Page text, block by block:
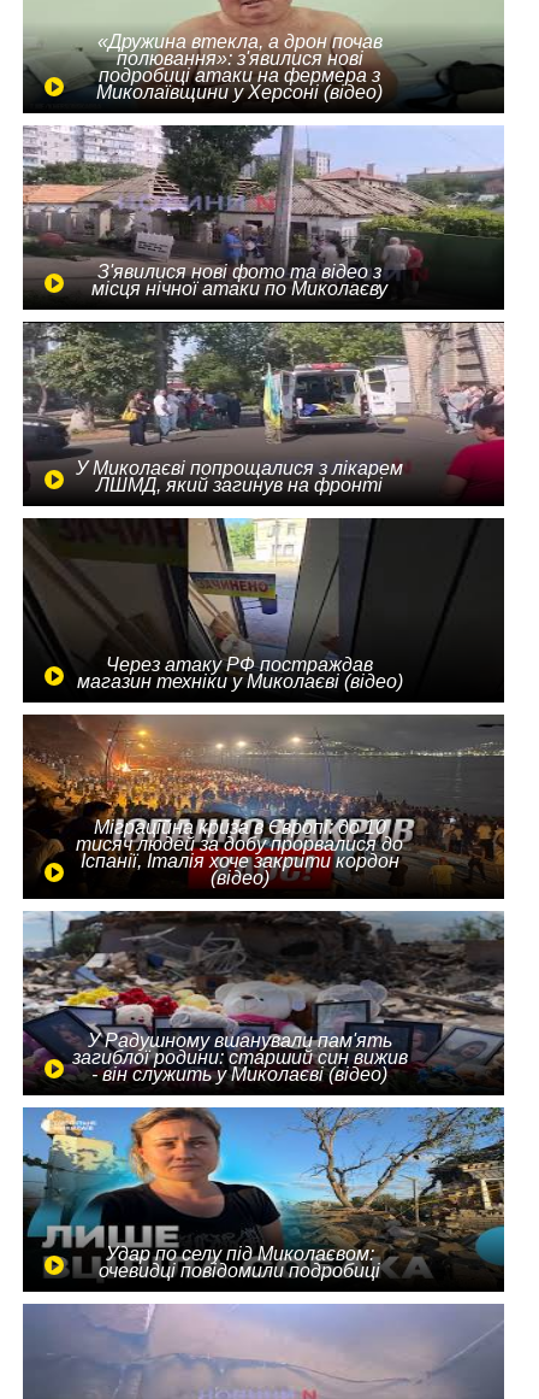
«Дружина втекла, а дрон почав
полювання»: з'явилися нові
подробиці атаки на фермера з
Миколаївщини у Херсоні (відео)
З'явилися нові фото та відео з
місця нічної атаки по Миколаєву
У Миколаєві попрощалися з лікарем
ЛШМД, який загинув на фронті
Через атаку РФ постраждав
магазин техніки у Миколаєві (відео)
Міграційна криза в Європі: до 10
тисяч людей за добу прорвалися до
Іспанії, Італія хоче закрити кордон
(відео)
У Радушному вшанували пам'ять
загиблої родини: старший син вижив
- він служить у Миколаєві (відео)
Удар по селу під Миколаєвом:
очевидці повідомили подробиці